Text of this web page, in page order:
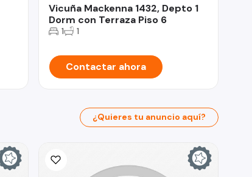
Vicuña Mackenna 1432, Depto 1
Dorm con Terraza Piso 6
1 1
Contactar ahora
¿Quieres tu anuncio aquí?